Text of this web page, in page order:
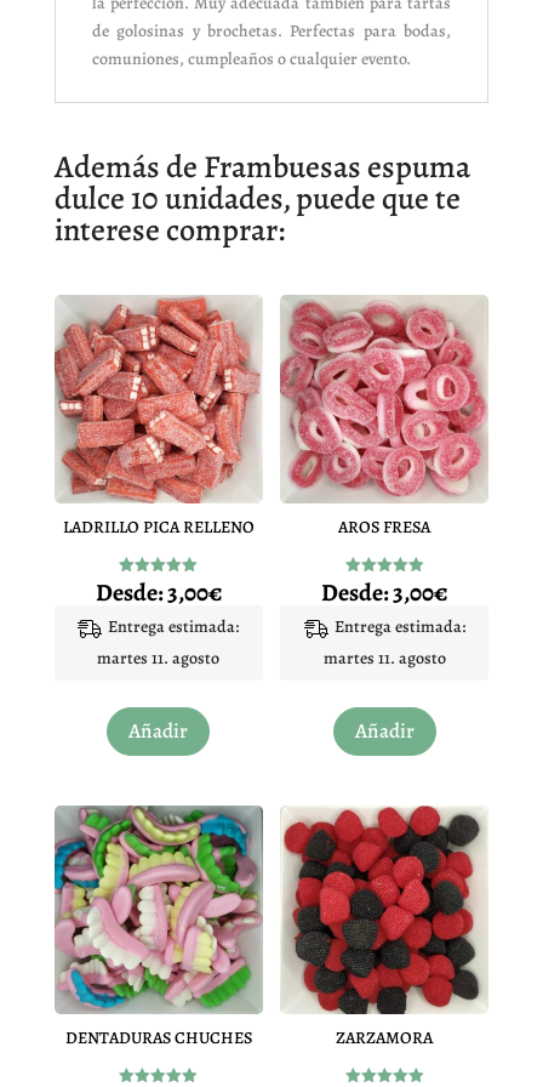
de golosinas y brochetas. Perfectas para bodas,
comuniones, cumpleaños o cualquier evento.
Además de Frambuesas espuma
dulce 10 unidades, puede que te
interese comprar:
LADRILLO PICA RELLENO
Valorado
con
de 5
Desde:3,00€
Entrega estimada:
martes 11. agosto
Añadir
producto
variantes.
Las
opciones
se
pueden
elegir
en
la
AROS FRESA
Valorado
con
de 5
Desde:3,00€
Entrega estimada:
martes 11. agosto
Añadir
producto
variantes.
Las
opciones
se
pueden
elegir
en
DENTADURAS CHUCHES ZARZAMORA